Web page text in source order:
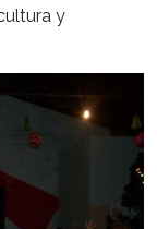
y